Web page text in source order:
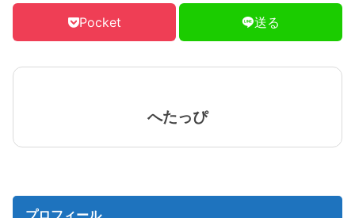
Pocket 送る
へたっぴ
プロフィール